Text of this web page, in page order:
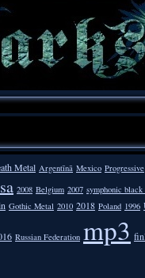
Metal Argentīnā Mexico Progressive
2008 Belgium 2007 symphonic
Gothic Metal 2010 2018 Poland 1996
Russian Federation mp3